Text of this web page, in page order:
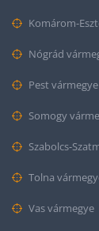
Komárom-
Nógrád
Pest vármegye
Somogy
Szabolcs-
Tolna
Vas vármegye